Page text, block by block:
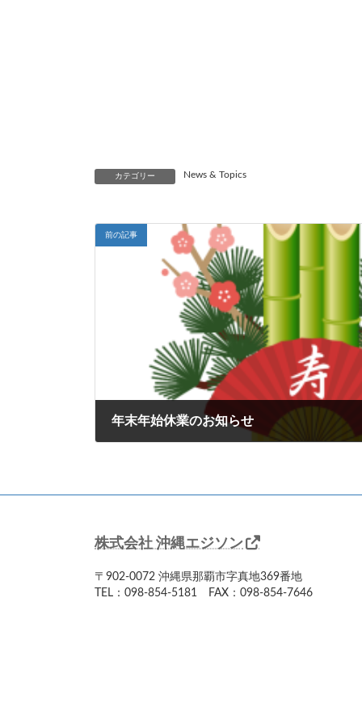
カテゴリー News & Topics
前の記事
年末年始休業のお知らせ
株式会社 沖縄エジソン
〒902-0072 沖縄県那覇市字真地369番地
TEL：098-854-5181 FAX：098-854-7646